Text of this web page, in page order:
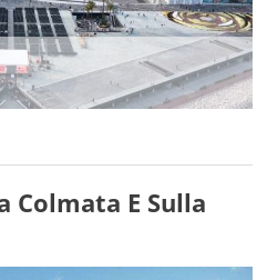
Colmata E Sulla